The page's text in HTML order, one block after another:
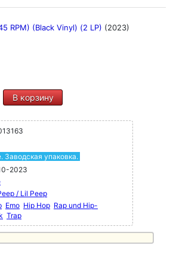
RPM) (Black Vinyl) (2 LP) (2023)
В корзину
Заводская упаковка.
2023
/ Lil Peep
Emo Hip Hop Rap und Hip-
Trap